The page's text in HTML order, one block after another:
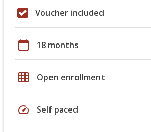
Voucher included
calendar_today 18 months
grid_on Open enrollment
speed Self paced